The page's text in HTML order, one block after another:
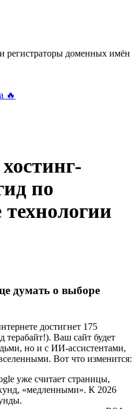
регистраторы доменных имён
🔥
по
технологии
думать о выборе
достигнет 175
терабайт!). Ваш сайт будет
но и с ИИ-ассистентами,
Вот что изменится:
уже считает страницы,
«медленными». К 2026